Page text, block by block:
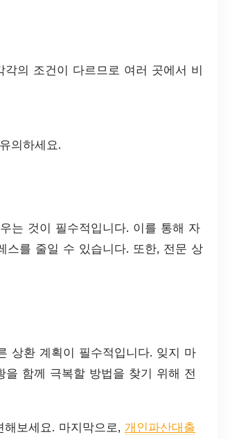
의 조건이 다르므로 여러 곳에서 비
의하세요.
는 것이 필수적입니다. 이를 통해 자
스를 줄일 수 있습니다. 또한, 전문 상
상환 계획이 필수적입니다. 잊지 마
함께 극복할 방법을 찾기 위해 전
보세요. 마지막으로, 개인파산대출